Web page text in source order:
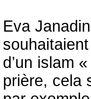
Eva
d’un islam
prière, cela